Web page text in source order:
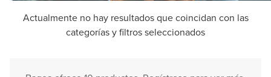
Actualmente no hay resultados que coincidan con las
categorías y filtros seleccionados